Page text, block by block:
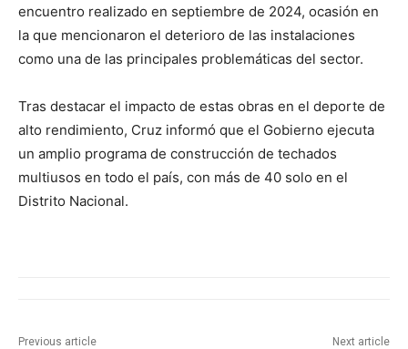
encuentro realizado en septiembre de 2024, ocasión en
la que mencionaron el deterioro de las instalaciones
como una de las principales problemáticas del sector.
Tras destacar el impacto de estas obras en el deporte de
alto rendimiento, Cruz informó que el Gobierno ejecuta
un amplio programa de construcción de techados
multiusos en todo el país, con más de 40 solo en el
Distrito Nacional.
Previous article Next article